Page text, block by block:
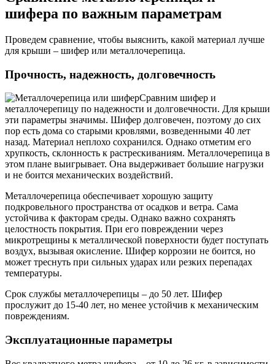
шифера по важным параметрам
Проведем сравнение, чтобы выяснить, какой материал лучше
для крыши – шифер или металлочерепица.
Прочность, надежность, долговечность
Сравним шифер и
металлочерепицу по надежности и долговечности. Для крыши
эти параметры значимы. Шифер долговечен, поэтому до сих
пор есть дома со старыми кровлями, возведенными 40 лет
назад. Материал неплохо сохранился. Однако отметим его
хрупкость, склонность к растрескиваниям. Металлочерепица в
этом плане выигрывает. Она выдерживает большие нагрузки
и не боится механических воздействий.
Металлочерепица обеспечивает хорошую защиту
подкровельного пространства от осадков и ветра. Сама
устойчива к факторам среды. Однако важно сохранять
целостность покрытия. При его повреждении через
микротрещины к металлической поверхности будет поступать
воздух, вызывая окисление. Шифер коррозии не боится, но
может треснуть при сильных ударах или резких перепадах
температуры.
Срок службы металлочерепицы – до 50 лет. Шифер
прослужит до 15-40 лет, но менее устойчив к механическим
повреждениям.
Эксплуатационные параметры